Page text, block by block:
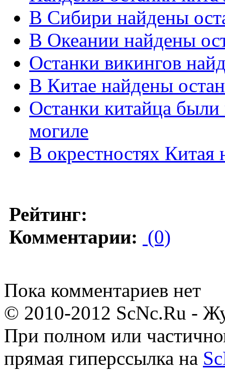
В Сибири найдены
В Океании найдены
Останки викингов
В Китае найдены
Останки китайца
могиле
В окрестностях Китая
Рейтинг:
Комментарии: (0)
Пока комментариев нет
© 2010-2012 ScNc.Ru -
При полном или
прямая гиперссылка на